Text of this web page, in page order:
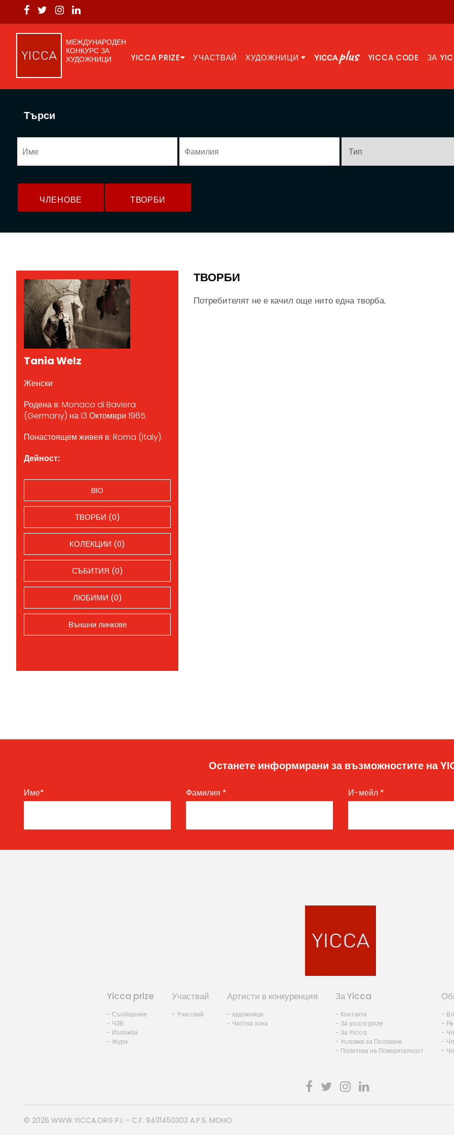
МЕЖДУНАРОДЕН
КОНКУРС ЗА
ХУДОЖНИЦИ
YICCA PRIZE УЧАСТВАЙ ХУДОЖНИЦИ YICCA CODE ЗА
Търси
ЧЛЕНОВЕ ТВОРБИ
Tania Welz
Женски
Родена в: Monaco di Baviera
(Germany) на 13 Октомври 1965.
Понастоящем живея в: Roma (Italy).
Дейност:
BIO
ТВОРБИ (0)
КОЛЕКЦИИ (0)
СЪБИТИЯ (0)
ЛЮБИМИ (0)
Външни линкове
ТВОРБИ
Потребителят не е качил още нито една творба.
Останете информирани за възможностите на
Име* Фамилия * И-мейл *
Yicca prize
- Съобщение
- ЧЗВ
- Изложба
- Жури
Участвай
- Участвай
Артисти в конкуренция
- художници
- Частна зона
За Yicca
- Контакти
- За yicca prize
- За Yicca
- Условия за Ползване
- Политика на Поверителност
-
-
-
-
-
© 2026 WWW.YICCA.ORG P.I. - C.F. 94111450303 A.P.S. MOHO